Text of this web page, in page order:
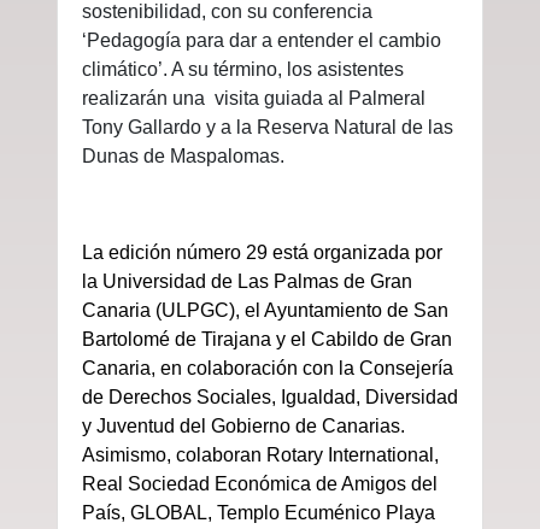
sostenibilidad, con su conferencia
‘Pedagogía para dar a entender el cambio
climático’. A su término, los asistentes
realizarán una visita guiada al Palmeral
Tony Gallardo y a la Reserva Natural de las
Dunas de Maspalomas.
La edición número 29 está organizada por
la Universidad de Las Palmas de Gran
Canaria (ULPGC), el Ayuntamiento de San
Bartolomé de Tirajana y el Cabildo de Gran
Canaria, en colaboración con la Consejería
de Derechos Sociales, Igualdad, Diversidad
y Juventud del Gobierno de Canarias.
Asimismo, colaboran Rotary International,
Real Sociedad Económica de Amigos del
País, GLOBAL, Templo Ecuménico Playa